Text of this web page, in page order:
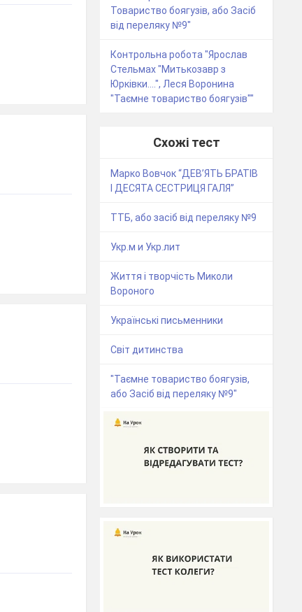
Товариство боягузів, або Засіб
від переляку №9"
Контрольна робота "Ярослав
Стельмах "Митькозавр з
Юрківки....", Леся Воронина
"Таємне товариство боягузів""
Схожі тест
Марко Вовчок “ДЕВ’ЯТЬ БРАТІВ
І ДЕСЯТА СЕСТРИЦЯ ГАЛЯ”
ТТБ, або засіб від переляку №9
Укр.м и Укр.лит
Життя і творчість Миколи
Вороного
Українські письменники
Світ дитинства
"Таємне товариство боягузів,
або Засіб від переляку №9"